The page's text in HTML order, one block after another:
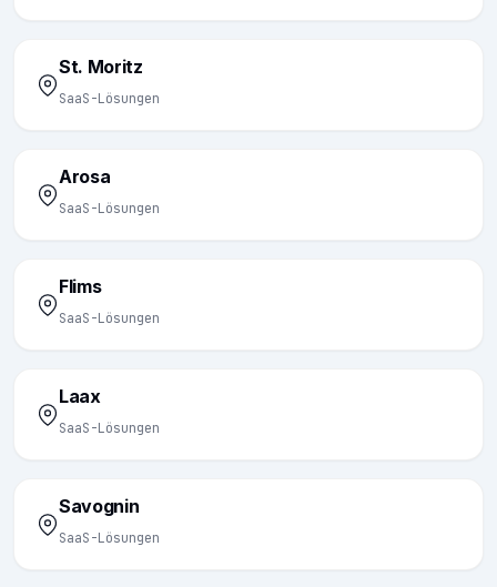
St. Moritz
SaaS-Lösungen
Arosa
SaaS-Lösungen
Flims
SaaS-Lösungen
Laax
SaaS-Lösungen
Savognin
SaaS-Lösungen